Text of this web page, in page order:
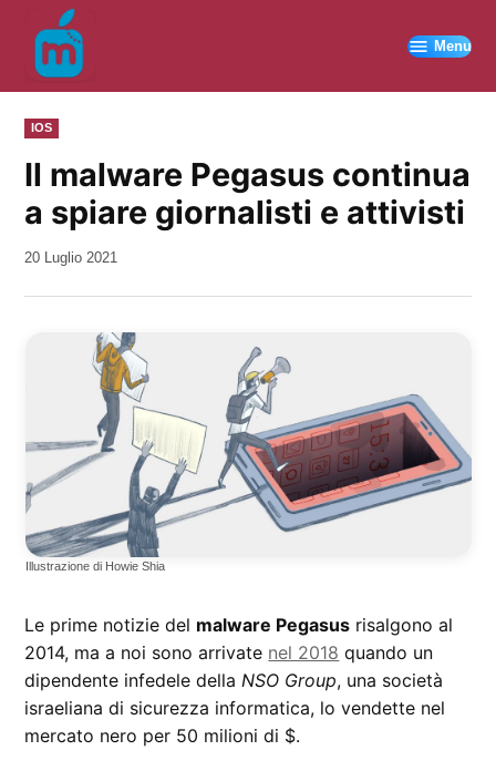
contenuto
Menu
PUBBLICATO
IN
IOS
Il malware Pegasus continua
a spiare giornalisti e attivisti
da
20 Luglio 2021
Illustrazione di Howie Shia
Le prime notizie del malware Pegasus risalgono al
2014, ma a noi sono arrivate nel 2018 quando un
dipendente infedele dellaNSO Group, una società
israeliana di sicurezza informatica, lo vendette nel
mercato nero per 50 milioni di $.